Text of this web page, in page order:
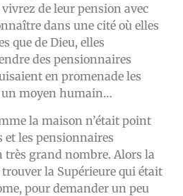
de leur pension avec
dans une cité où elles
que de Dieu, elles
des pensionnaires
en promenade les
un moyen humain…
la maison n’était point
et les pensionnaires
très grand nombre. Alors la
la Supérieure qui était
pour demander un peu